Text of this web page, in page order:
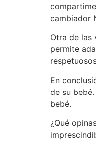
cambiador
Otra de las
permite
En
de su
bebé.
¿Qué